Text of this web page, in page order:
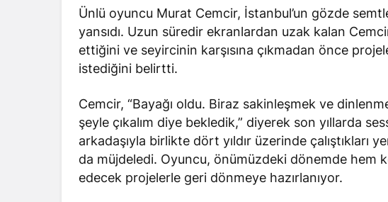
Ünlü oyuncu Murat Cemcir, İstanbul’un gözde
yansıdı. Uzun süredir ekranlardan uzak kalan
ettiğini ve seyircinin karşısına çıkmadan önce
istediğini belirtti.
Cemcir, “Bayağı oldu. Biraz sakinleşmek ve
şeyle çıkalım diye bekledik,” diyerek son yıllarda
arkadaşıyla birlikte dört yıldır üzerinde çalıştıkları
da müjdeledi. Oyuncu, önümüzdeki dönemde hem
edecek projelerle geri dönmeye hazırlanıyor.